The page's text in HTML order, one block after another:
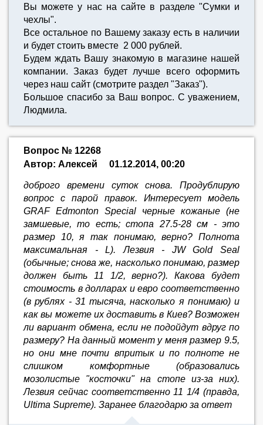
Вы можете у нас на сайте в разделе "Сумки и
чехлы".
Все остальное по Вашему заказу есть в наличии
и будет стоить вместе 2 000 рублей.
Будем ждать Вашу знакомую в магазине нашей
компании. Заказ будет лучше всего оформить
через наш сайт (смотрите раздел "Заказ").
Большое спасибо за Ваш вопрос. С уважением,
Людмила.
Вопрос № 12268
Автор: Алексей
01.12.2014, 00:20
доброго времени суток снова. Продублирую
вопрос с парой правок. Интересует модель
GRAF Edmonton Special черные кожаные (не
замшевые, то есть; стопа 27.5-28 см - это
размер 10, я так понимаю, верно? Полнота
максимальная - L). Лезвия - JW Gold Seal
(обычные; снова же, насколько понимаю, размер
должен быть 11 1/2, верно?). Какова будет
стоимость в долларах и евро соответственно
(в рублях - 31 тысяча, насколько я понимаю) и
как вы можете их доставить в Киев? Возможен
ли вариант обмена, если не подойдут вдруг по
размеру? На данный момент у меня размер 9.5,
но они мне почти впритык и по полноте не
слишком комфортные (образовались
мозолистые "косточки" на стопе из-за них).
Лезвия сейчас соответственно 11 1/4 (правда,
Ultima Supreme). Заранее благодарю за ответ